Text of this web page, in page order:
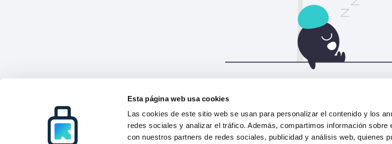
Esta página web usa cookies
Las cookies de este sitio web se usan para personalizar el contenido y los
redes sociales y analizar el tráfico. Además, compartimos información sobre
con nuestros partners de redes sociales, publicidad y análisis web, quienes
Actualizar